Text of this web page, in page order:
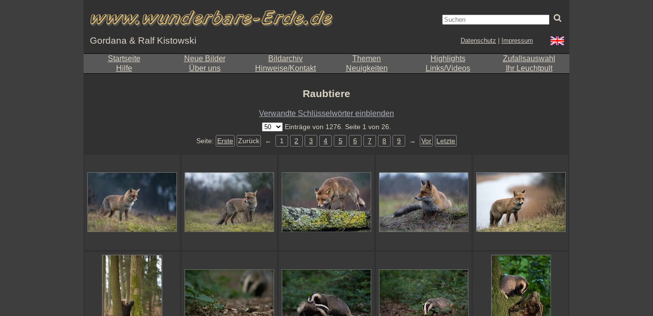
Gordana & Ralf Kistowski Datenschutz Impressum
Startseite Neue Bilder Bildarchiv Themen Highlights
Zufallsauswahl
Hilfe
Über uns Hinweise/Kontakt Neuigkeiten Links/Videos Ihr Leuchtpult
Raubtiere
Verwandte Schlüsselwörter einblenden
Einträge von 1276. Seite 1 von 26.
Seite: Erste Zurück ← 1 2 3 4 5 6 7 8 9 → Vor Letzte